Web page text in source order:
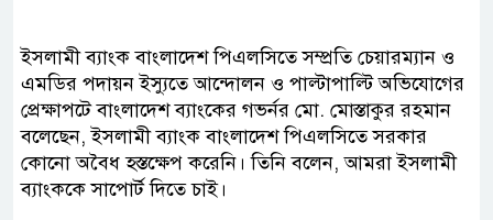
ইসলামী ব্যাংক বাংলাদেশ পিএলসিতে সম্প্রতি চেয়ারম্যান ও
এমডির পদায়ন ইস্যুতে আন্দোলন ও পাল্টাপাল্টি অভিযোগের
প্রেক্ষাপটে বাংলাদেশ ব্যাংকের গভর্নর মো. মোস্তাকুর রহমান
বলেছেন, ইসলামী ব্যাংক বাংলাদেশ পিএলসিতে সরকার
কোনো অবৈধ হস্তক্ষেপ করেনি। তিনি বলেন, আমরা ইসলামী
ব্যাংককে সাপোর্ট দিতে চাই।